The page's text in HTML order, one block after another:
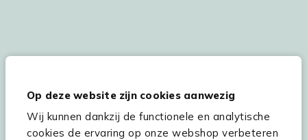
Op deze website zijn cookies aanwezig
Wij kunnen dankzij de functionele en analytische
cookies de ervaring op onze webshop verbeteren